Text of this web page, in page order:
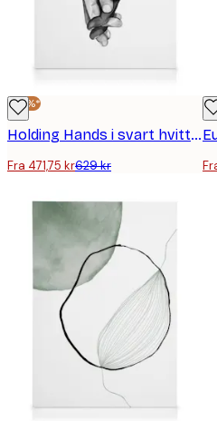
-25%*
Holding Hands i svart hvitt Lerretsbilde
Fra 471,75 kr629 kr
-